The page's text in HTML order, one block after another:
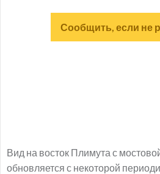
Сообщить, если не
Вид на восток Плимута с
обновляется с некоторой